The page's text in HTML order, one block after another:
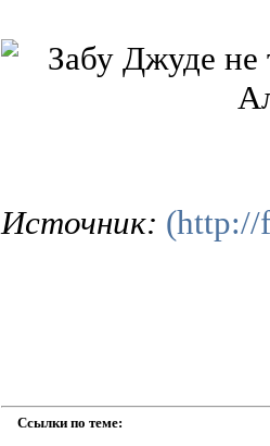
Источник: (http://
Ссылки по теме: